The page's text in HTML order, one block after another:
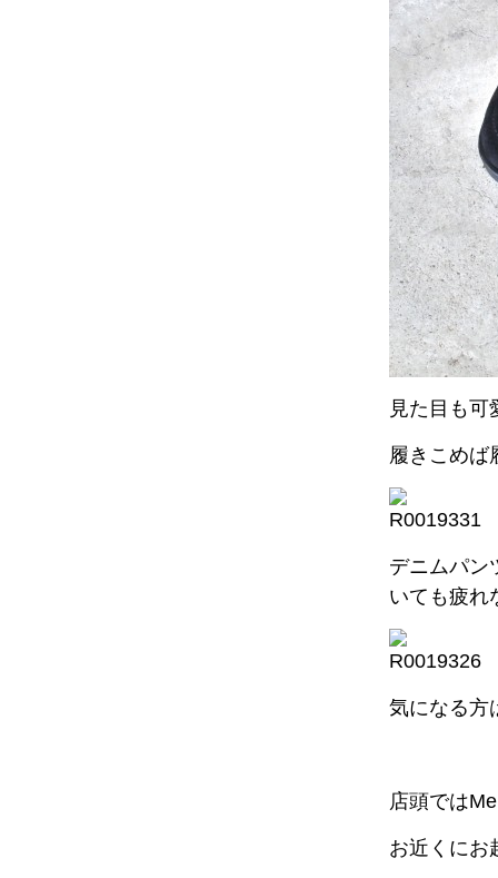
見た目も可
履きこめ
デニムパン
いても疲れ
気になる方
店頭では
お近くにお